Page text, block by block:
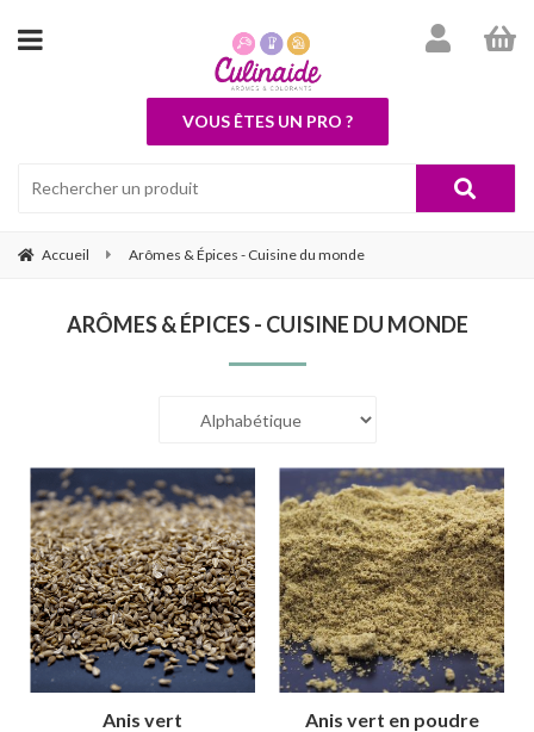
VOUS ÊTES UN PRO ?
Accueil Arômes & Épices - Cuisine du monde
ARÔMES & ÉPICES - CUISINE DU MONDE
Anis vert Anis vert en poudre